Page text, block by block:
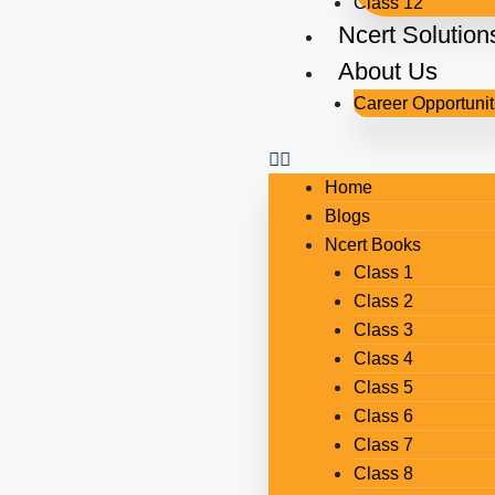
Ncert
About Us
Career
Home
Blogs
Ncert Books
Class 1
Class 2
Class 3
Class 4
Class 5
Class 6
Class 7
Class 8